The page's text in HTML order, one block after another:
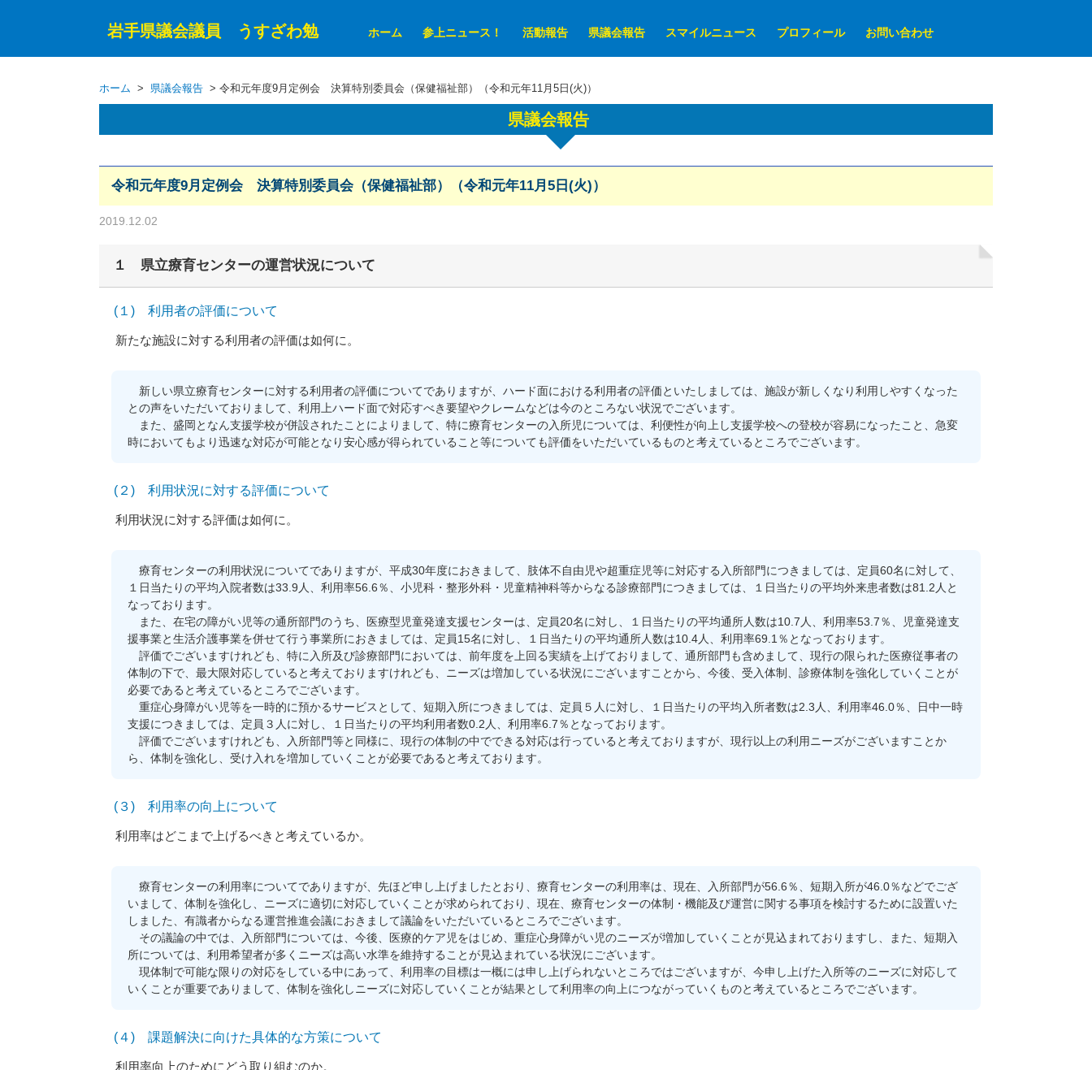
岩手県議会議員 うすざわ勉 ホーム 参上ニュース！ 活動報告 県議会報告 スマイルニュース プロフィール お問い合わせ
ホーム > 県議会報告 > 令和元年度9月定例会 決算特別委員会（保健福祉部）（令和元年11月5日(火)）
県議会報告
令和元年度9月定例会 決算特別委員会（保健福祉部）（令和元年11月5日(火)）
2019.12.02
１ 県立療育センターの運営状況について
(１) 利用者の評価について
新たな施設に対する利用者の評価は如何に。
新しい県立療育センターに対する利用者の評価についてでありますが、ハード面における利用者の評価といたしましては、施設が新しくなり利用しやすくなった
との声をいただいておりまして、利用上ハード面で対応すべき要望やクレームなどは今のところない状況でございます。
また、盛岡となん支援学校が併設されたことによりまして、特に療育センターの入所児については、利便性が向上し支援学校への登校が容易になったこと、急変
時においてもより迅速な対応が可能となり安心感が得られていること等についても評価をいただいているものと考えているところでございます。
(２) 利用状況に対する評価について
利用状況に対する評価は如何に。
療育センターの利用状況についてでありますが、平成30年度におきまして、肢体不自由児や超重症児等に対応する入所部門につきましては、定員60名に対して、
１日当たりの平均入院者数は33.9人、利用率56.6％、小児科・整形外科・児童精神科等からなる診療部門につきましては、１日当たりの平均外来患者数は81.2人と
なっております。
また、在宅の障がい児等の通所部門のうち、医療型児童発達支援センターは、定員20名に対し、１日当たりの平均通所人数は10.7人、利用率53.7％、児童発達支
援事業と生活介護事業を併せて行う事業所におきましては、定員15名に対し、１日当たりの平均通所人数は10.4人、利用率69.1％となっております。
評価でございますけれども、特に入所及び診療部門においては、前年度を上回る実績を上げておりまして、通所部門も含めまして、現行の限られた医療従事者の
体制の下で、最大限対応していると考えておりますけれども、ニーズは増加している状況にございますことから、今後、受入体制、診療体制を強化していくことが
必要であると考えているところでございます。
重症心身障がい児等を一時的に預かるサービスとして、短期入所につきましては、定員５人に対し、１日当たりの平均入所者数は2.3人、利用率46.0％、日中一時
支援につきましては、定員３人に対し、１日当たりの平均利用者数0.2人、利用率6.7％となっております。
評価でございますけれども、入所部門等と同様に、現行の体制の中でできる対応は行っていると考えておりますが、現行以上の利用ニーズがございますことか
ら、体制を強化し、受け入れを増加していくことが必要であると考えております。
(３) 利用率の向上について
利用率はどこまで上げるべきと考えているか。
療育センターの利用率についてでありますが、先ほど申し上げましたとおり、療育センターの利用率は、現在、入所部門が56.6％、短期入所が46.0％などでござ
いまして、体制を強化し、ニーズに適切に対応していくことが求められており、現在、療育センターの体制・機能及び運営に関する事項を検討するために設置いた
しました、有識者からなる運営推進会議におきまして議論をいただいているところでございます。
その議論の中では、入所部門については、今後、医療的ケア児をはじめ、重症心身障がい児のニーズが増加していくことが見込まれておりますし、また、短期入
所については、利用希望者が多くニーズは高い水準を維持することが見込まれている状況にございます。
現体制で可能な限りの対応をしている中にあって、利用率の目標は一概には申し上げられないところではございますが、今申し上げた入所等のニーズに対応して
いくことが重要でありまして、体制を強化しニーズに対応していくことが結果として利用率の向上につながっていくものと考えているところでございます。
(４) 課題解決に向けた具体的な方策について
利用率向上のためにどう取り組むのか。